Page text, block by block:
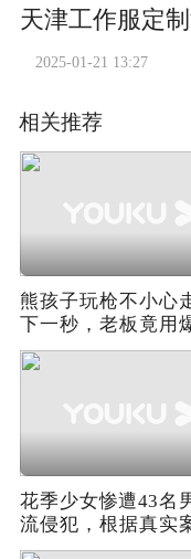
2025-01-21 13:27
相关推荐
熊孩子玩枪不小心
下一秒，老板竟用
悠敌人！
花季少女惨遭43名
流侵犯，根据真实
编！